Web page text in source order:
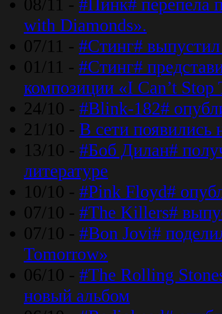
08/11 - #Пинк# перепела
with Diamonds».
07/11 - #Стинг#
01/11 - #Стинг#
композиции «I Can’t
24/10 - #Blink-182#
21/10 - В сети появились
13/10 - #Боб Дилан#
литературе
10/10 - #Pink Floyd#
07/10 - #The Killers#
07/10 - #Bon Jovi#
Tomorrow»
06/10 - #The Rolling
новый альбом